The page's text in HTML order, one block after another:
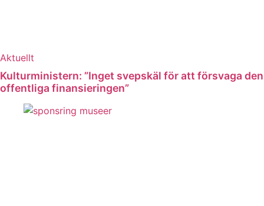
Aktuellt
Kulturministern: ”Inget svepskäl för att försvaga den
offentliga finansieringen”